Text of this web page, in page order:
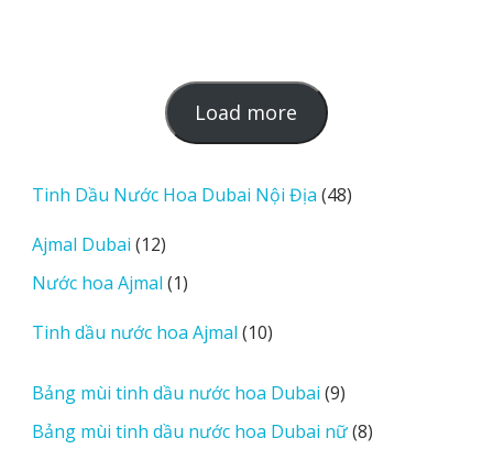
Load more
o
d
v
e
Tinh Dầu Nước Hoa Dubai Nội Địa 4848
Ajmal Dubai 1212
sản
phẩm
Nước hoa Ajmal 11
phẩm
Tinh dầu nước hoa Ajmal 1010
phẩm
Bảng mùi tinh dầu nước hoa Dubai 99
sản
phẩm
Bảng mùi tinh dầu nước hoa Dubai nữ 88